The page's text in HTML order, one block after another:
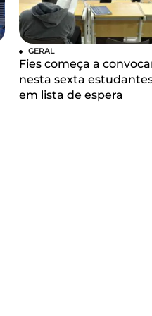
GERAL
Fies começa a
nesta sexta
em lista de espera